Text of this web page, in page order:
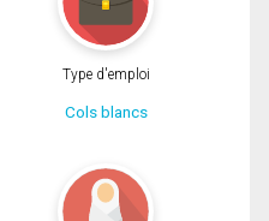
Type d'emploi
Cols blancs